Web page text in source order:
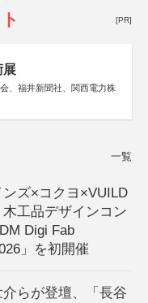
[PR]
展
、福井新聞社、関西電力株
一覧
ンズ×コクヨ×VUILD
工品デザインコン
Digi Fab
」を初開催
らが登壇、「長谷